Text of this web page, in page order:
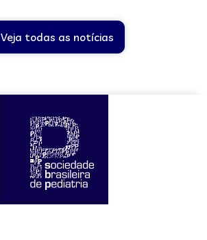
Veja todas as notícias